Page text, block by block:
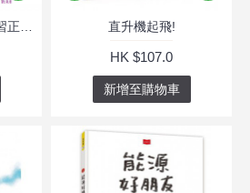
直升機起飛!
HK $107.0
新增至購物車